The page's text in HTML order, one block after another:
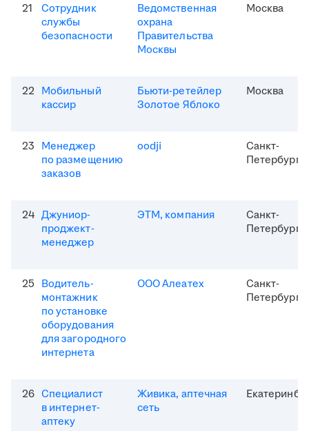
21
Сотрудник
службы
безопасности
Ведомственная
охрана
Правительства
Москвы
Москва
22 Мобильный
кассир
Бьюти-ретейлер
Золотое Яблоко
Москва
23 Менеджер
по размещению
заказов
oodji
Санкт-
Петербург
24 Джуниор-
проджект-
менеджер
ЭТМ, компания
Санкт-
Петербург
25 Водитель-
монтажник
по установке
оборудования
для загородного
интернета
ООО Алеатех
Санкт-
Петербург
26 Специалист
в интернет-
аптеку
Живика, аптечная
сеть